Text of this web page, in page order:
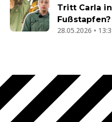
Tritt Carla
Fußstapfen?
28.05.2026 •